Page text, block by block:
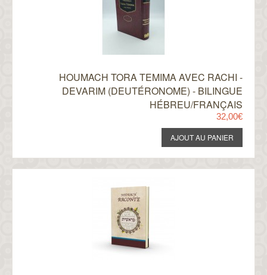
HOUMACH TORA TEMIMA AVEC RACHI -
DEVARIM (DEUTÉRONOME) - BILINGUE
HÉBREU/FRANÇAIS
32,00€